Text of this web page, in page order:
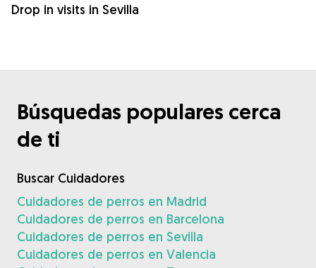
Drop in visits in Sevilla
Búsquedas populares cerca
de ti
Buscar Cuidadores
Cuidadores de perros en Madrid
Cuidadores de perros en Barcelona
Cuidadores de perros en Sevilla
Cuidadores de perros en Valencia